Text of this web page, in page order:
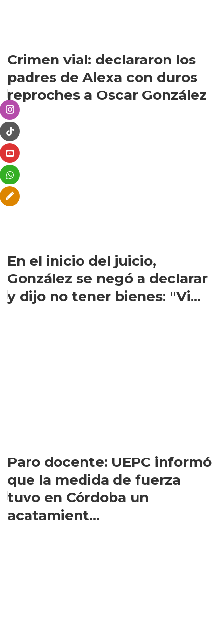
Crimen vial: declararon los
padres de Alexa con duros
reproches a Oscar González
En el inicio del juicio,
González se negó a declarar
y dijo no tener bienes: "Vi...
Paro docente: UEPC informó
que la medida de fuerza
tuvo en Córdoba un
acatamient...